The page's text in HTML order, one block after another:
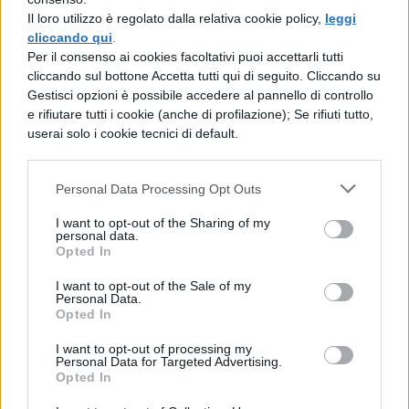
Il loro utilizzo è regolato dalla relativa cookie policy, leggi
cliccando qui
Per il consenso ai cookies facoltativi puoi accettarli tutti
cliccando sul bottone Accetta tutti qui di seguito. Cliccando su
Gestisci opzioni è possibile accedere al pannello di controllo
e rifiutare tutti i cookie (anche di profilazione); Se rifiuti tutto,
userai solo i cookie tecnici di default.
Personal Data Processing Opt Outs
I want to opt-out of the Sharing of my
personal data.
Opted In
I want to opt-out of the Sale of my
Personal Data.
Opted In
I want to opt-out of processing my
Personal Data for Targeted Advertising.
Opted In
delle «Avventure divine» di Asclepiade
di Mende leggo questo racconto. Atia,
recatasi a mezzanotte ad una cerimonia
solenne in onore di Apollo, fece collocare
nel
tempio la sua lettiga e mentre le altre
donne ritornavano a casa, si addormentò;
tutto ad un tratto un serpente strisciò fino a
lei e subito dopo se ne andò; quando si
svegliò Atia si purificò come se uscisse
dalle braccia di suo marito. E da quel
momento